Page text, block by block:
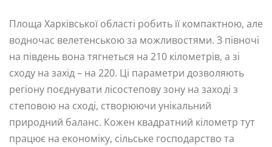
Площа Харківської області робить її компактною, але
водночас велетенською за можливостями. З півночі
на південь вона тягнеться на 210 кілометрів, а зі
сходу на захід – на 220. Ці параметри дозволяють
регіону поєднувати лісостепову зону на заході з
степовою на сході, створюючи унікальний
природний баланс. Кожен квадратний кілометр тут
працює на економіку, сільське господарство та